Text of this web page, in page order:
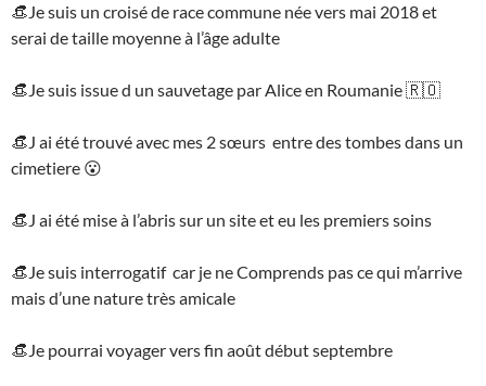
👒Je suis un croisé de race commune née vers mai 2018 et
serai de taille moyenne à l’âge adulte
👒Je suis issue d un sauvetage par Alice en Roumanie 🇷🇴
👒J ai été trouvé avec mes 2 sœurs entre des tombes dans un
cimetiere 😮
👒J ai été mise à l’abris sur un site et eu les premiers soins
👒Je suis interrogatif car je ne Comprends pas ce qui m’arrive
mais d’une nature très amicale
👒Je pourrai voyager vers fin août début septembre